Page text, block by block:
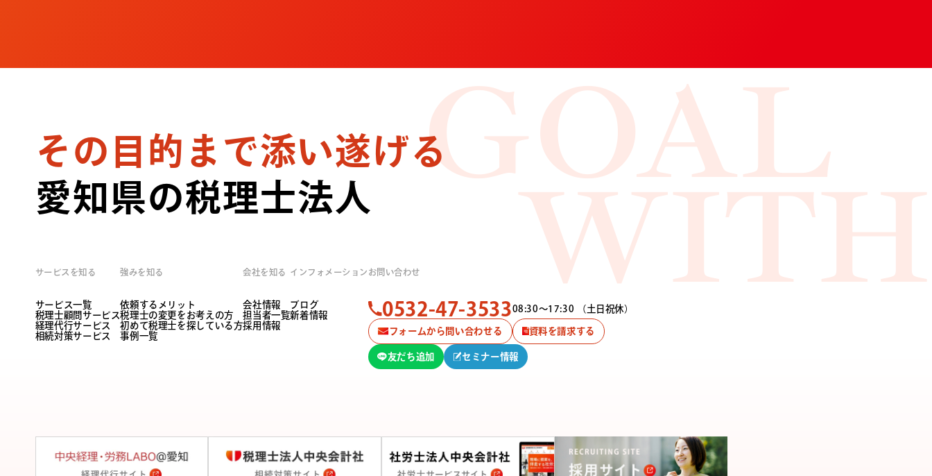
GOAL
WITH
その目的まで添い遂げる
愛知県の税理士法人
サービスを知る
サービス一覧
税理士顧問サービス
経理代行サービス
相続対策サービス
強みを知る
依頼するメリット
税理士の変更をお考えの方
初めて税理士を探している方
事例一覧
会社を知る
会社情報
担当者一覧
採用情報
インフォメーション
ブログ
新着情報
お問い合わせ
0532-47-353308:30〜17:30 （土日祝休）
フォームから問い合わせる 資料を請求する
友だち追加 セミナー情報